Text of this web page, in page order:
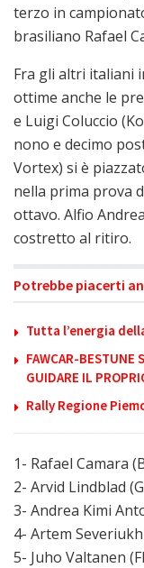
terzo in
brasiliano Rafael
Fra gli altri italiani
ottime anche le
e Luigi Coluccio
nono e decimo
Vortex) si è
nella prima prova
ottavo. Alfio
costretto al ritiro.
Potrebbe piacerti
Tutta l’energia
FAWCAR-BESTUNE
GUIDARE IL
Rally Regione
1- Rafael Camara
2- Arvid Lindblad
3- Andrea Kimi
4- Artem
5- Juho Valtanen